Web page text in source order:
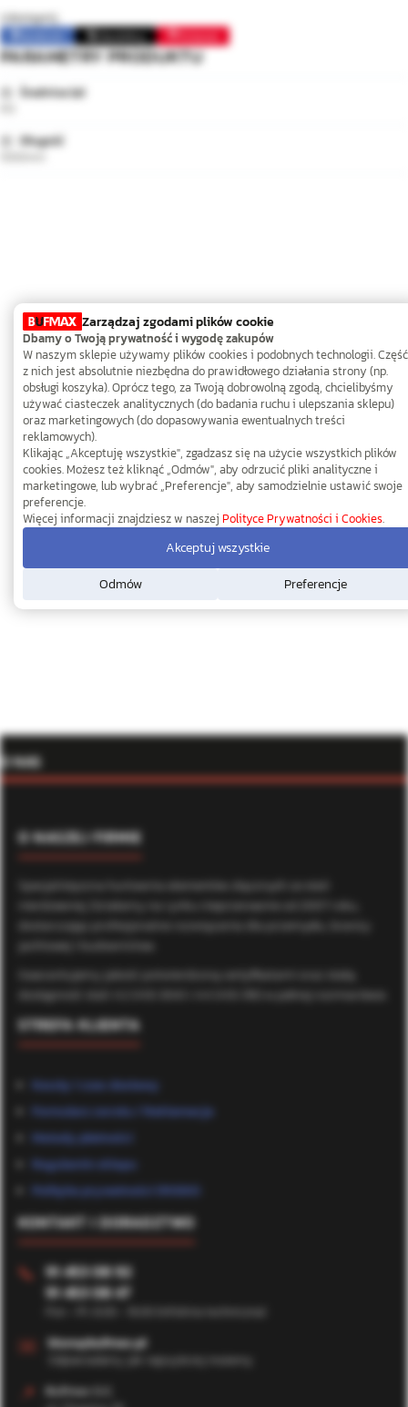
Udostępnij:
Opublikuj Pinterest
PARAMETRY PRODUKTU
Średnica (⌀)
Długość
O NAS
O NASZEJ FIRMIE
Specjalistyczna hurtownia elementów złącznych ze stali
nierdzewnej. Działamy na rynku nieprzerwanie od 2007 roku,
dostarczając profesjonalne rozwiązania dla przemysłu, branży
jachtowej i budownictwa.
Gwarantujemy jakość potwierdzoną certyfikatami oraz stałą
dostępność stali A2 (AISI 304) i A4 (AISI 316) w pełnej rozmiarówce.
STREFA KLIENTA
Koszty i czas dostawy
Formularz zwrotu / Reklamacje
Metody płatności
Regulamin sklepu
Polityka prywatności (RODO)
KONTAKT I DORADZTWO
📞 91 453 08 92
91 453 08 47
✉️ biuro@bufmax.pl
Odpowiadamy jak najszybciej możemy
📍
Bufmax S.C.
Zarządzaj zgodami plików cookie
Dbamy o Twoją prywatność i wygodę zakupów
W naszym sklepie używamy plików cookies i podobnych technologii. Część
z nich jest absolutnie niezbędna do prawidłowego działania strony (np.
obsługi koszyka). Oprócz tego, za Twoją dobrowolną zgodą, chcielibyśmy
używać ciasteczek analitycznych (do badania ruchu i ulepszania sklepu)
oraz marketingowych (do dopasowywania ewentualnych treści
reklamowych).
Klikając „Akceptuję wszystkie", zgadzasz się na użycie wszystkich plików
cookies. Możesz też kliknąć „Odmów", aby odrzucić pliki analityczne i
marketingowe, lub wybrać „Preferencje", aby samodzielnie ustawić swoje
preferencje.
Więcej informacji znajdziesz w naszej Polityce Prywatności i Cookies.
Odmów Preferencje
Akceptuj wszystkie